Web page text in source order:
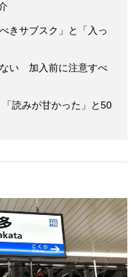
きサブスク」と「入っ
ない 加入前に注意すべ
読みが甘かった」と50